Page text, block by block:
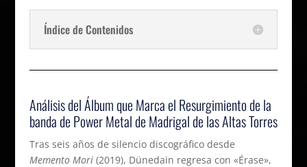
Índice de Contenidos
Análisis del Álbum que Marca el Resurgimiento de la
banda de Power Metal de Madrigal de las Altas Torres
Tras seis años de silencio discográfico desde
Memento Mori(2019), Dünedain regresa con «Érase»,